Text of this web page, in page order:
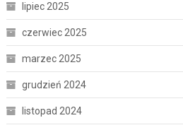
lipiec 2025
czerwiec 2025
marzec 2025
grudzień 2024
listopad 2024